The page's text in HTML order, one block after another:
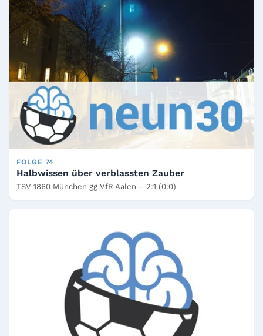
FOLGE 74
Halbwissen über verblassten Zauber
TSV 1860 München gg VfR Aalen – 2:1 (0:0)